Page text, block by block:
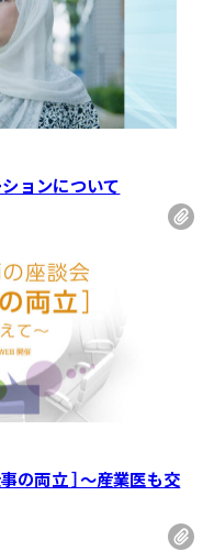
ョンについて
の両立 ］〜産業医も交